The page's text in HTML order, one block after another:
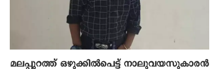
മലപ്പുറത്ത് ഒഴുക്കിൽപെട്ട് നാലുവയസുകാരൻ